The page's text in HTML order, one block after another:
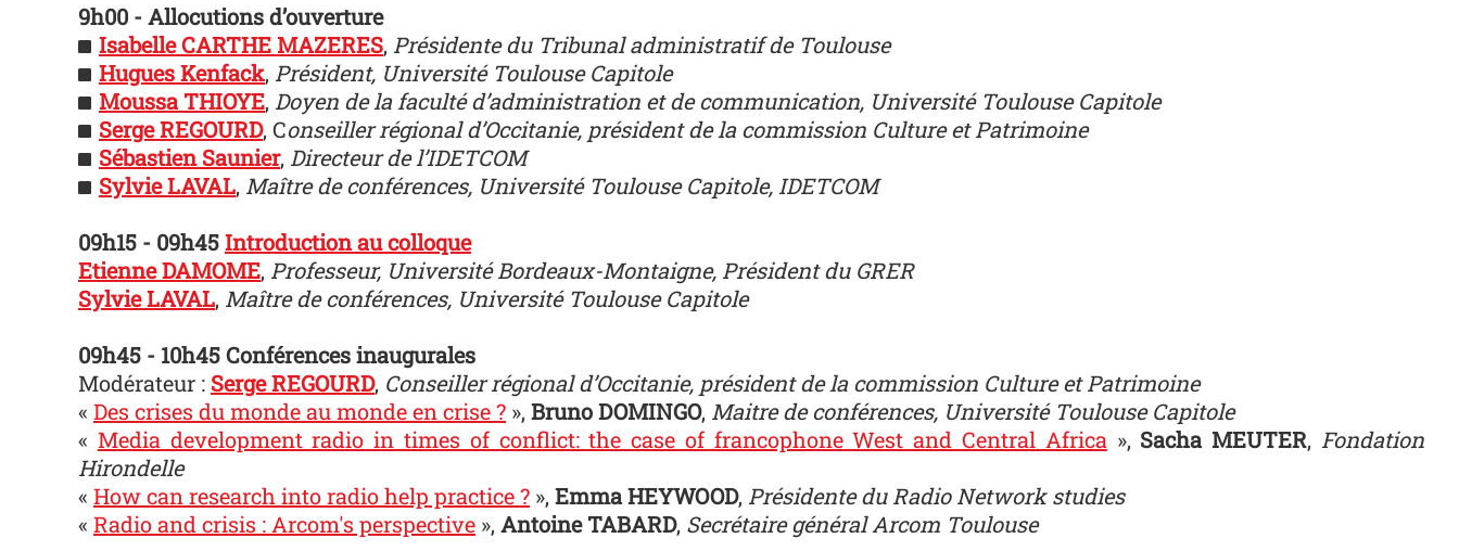
9h00 - Allocutions d’ouverture
Isabelle CARTHE MAZERES, Présidente du Tribunal administratif de Toulouse
Hugues Kenfack, Président, Université Toulouse Capitole
Moussa THIOYE, Doyen de la faculté d’administration et de communication, Université Toulouse Capitole
Serge REGOURD, Conseiller régional d’Occitanie, président de la commission Culture et Patrimoine
Sébastien Saunier, Directeur de l’IDETCOM
Sylvie LAVAL, Maître de conférences, Université Toulouse Capitole, IDETCOM
09h15 - 09h45Introduction au colloque
Etienne DAMOME, Professeur, Université Bordeaux-Montaigne, Président du GRER
Sylvie LAVAL, Maître de conférences, Université Toulouse Capitole
09h45 - 10h45 Conférences inaugurales
Modérateur : Serge REGOURD, Conseiller régional d’Occitanie, président de la commission Culture et Patrimoine
« Des crises du monde au monde en crise ? », Bruno DOMINGO, Maitre de conférences, Université Toulouse Capitole
« Media development radio in times of conflict: the case of francophone West and Central Africa », Sacha MEUTER, Fondation
Hirondelle
« How can research into radio help practice ? », Emma HEYWOOD, Présidente du Radio Network studies
« Radio and crisis : Arcom's perspective », Antoine TABARD, Secrétaire général Arcom Toulouse